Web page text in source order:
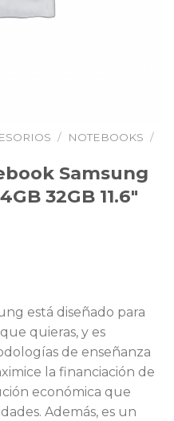
/ NOTEBOOKS /
Samsung
32GB 11.6″
está diseñado para
quieras, y es
de enseñanza
la financiación de
económica que
Además, es un